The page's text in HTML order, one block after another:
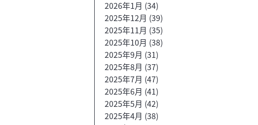
2026年1月 (34)
2025年12月 (39)
2025年11月 (35)
2025年10月 (38)
2025年9月 (31)
2025年8月 (37)
2025年7月 (47)
2025年6月 (41)
2025年5月 (42)
2025年4月 (38)